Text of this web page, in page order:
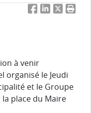
FacebookLinkedIn
Twitter
à venir
organisé le Jeudi
et le Groupe
la place du Maire